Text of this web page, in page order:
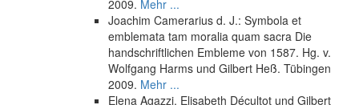
2009. Mehr ...
Joachim Camerarius d. J.: Symbola et
emblemata tam moralia quam sacra Die
handschriftlichen Embleme von 1587. Hg. v.
Wolfgang Harms und Gilbert Heß. Tübingen
2009. Mehr ...
Elena Agazzi, Elisabeth Décultot und Gilbert